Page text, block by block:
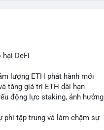
hại DeFi
lượng ETH phát hành mới
tăng giá trị ETH dài hạn
động lực staking, ảnh hưởng
phi tập trung và làm chậm sự